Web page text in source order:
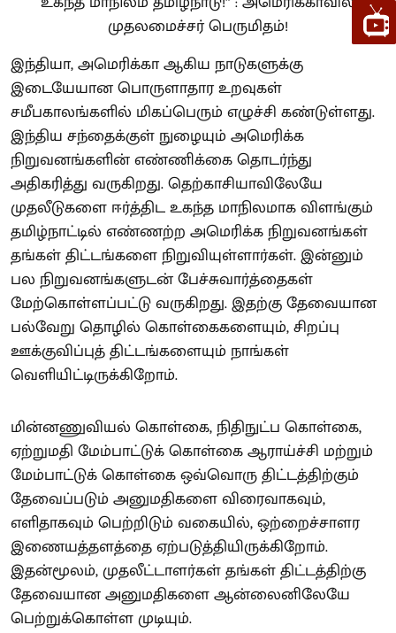
இந்தியா, அமெரிக்கா ஆகிய நாடுகளுக்கு
இடையேயான பொருளாதார உறவுகள்
சமீபகாலங்களில் மிகப்பெரும் எழுச்சி கண்டுள்ளது.
இந்திய சந்தைக்குள் நுழையும் அமெரிக்க
நிறுவனங்களின் எண்ணிக்கை தொடர்ந்து
அதிகரித்து வருகிறது. தெற்காசியாவிலேயே
முதலீடுகளை ஈர்த்திட உகந்த மாநிலமாக விளங்கும்
தமிழ்நாட்டில் எண்ணற்ற அமெரிக்க நிறுவனங்கள்
தங்கள் திட்டங்களை நிறுவியுள்ளார்கள். இன்னும்
பல நிறுவனங்களுடன் பேச்சுவார்த்தைகள்
மேற்கொள்ளப்பட்டு வருகிறது. இதற்கு தேவையான
பல்வேறு தொழில் கொள்கைகளையும், சிறப்பு
ஊக்குவிப்புத் திட்டங்களையும் நாங்கள்
வெளியிட்டிருக்கிறோம்.
மின்னணுவியல் கொள்கை, நிதிநுட்ப கொள்கை,
ஏற்றுமதி மேம்பாட்டுக் கொள்கை ஆராய்ச்சி மற்றும்
மேம்பாட்டுக் கொள்கை ஒவ்வொரு திட்டத்திற்கும்
தேவைப்படும் அனுமதிகளை விரைவாகவும்,
எளிதாகவும் பெற்றிடும் வகையில், ஒற்றைச்சாளர
இணையத்தளத்தை ஏற்படுத்தியிருக்கிறோம்.
இதன்மூலம், முதலீட்டாளர்கள் தங்கள் திட்டத்திற்கு
தேவையான அனுமதிகளை ஆன்லைனிலேயே
பெற்றுக்கொள்ள முடியும்.